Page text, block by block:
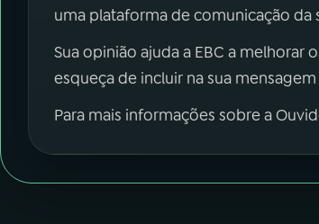
uma plataforma de comunicação
Sua opinião ajuda a EBC a melhorar
esqueça de incluir na sua
Para mais informações sobre a